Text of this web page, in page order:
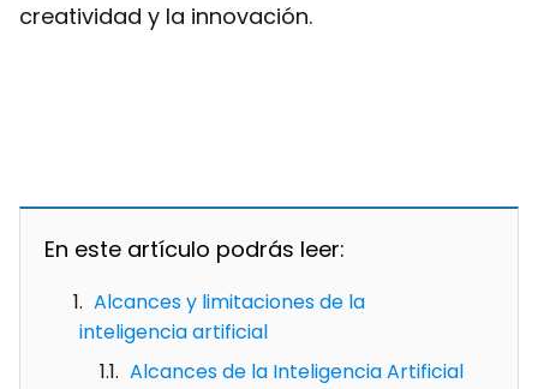
creatividad y la innovación.
En este artículo podrás leer:
Alcances y limitaciones de la
inteligencia artificial
Alcances de la Inteligencia Artificial